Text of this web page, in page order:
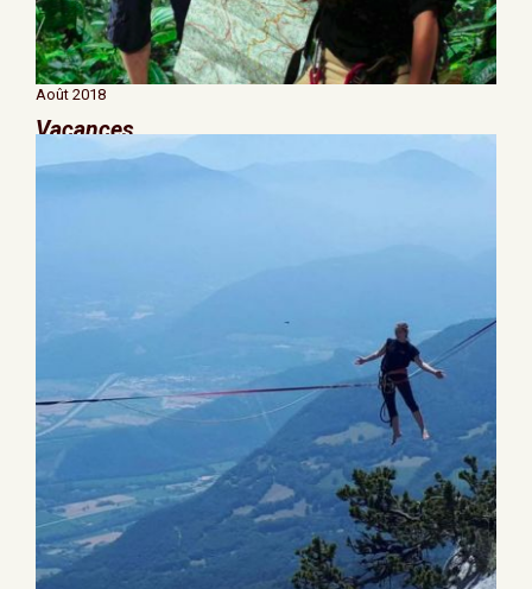
Août 2018
Vacances